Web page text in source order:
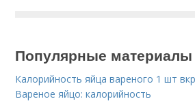
Популярные материалы
Калорийность яйца вареного 1 шт
Вареное яйцо: калорийность